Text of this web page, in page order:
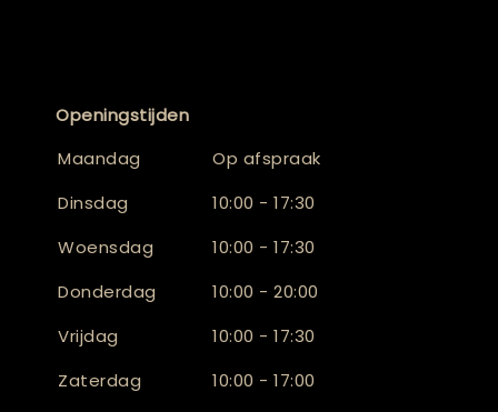
Openingstijden
Maandag
Op afspraak
Dinsdag
10:00 - 17:30
Woensdag
10:00 - 17:30
Donderdag
10:00 - 20:00
Vrijdag
10:00 - 17:30
Zaterdag
10:00 - 17:00